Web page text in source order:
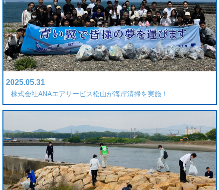
2025.05.31
株式会社ANAエアサービス松山が海岸清掃を実施！